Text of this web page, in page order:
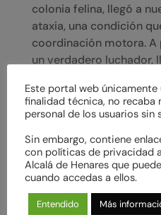
colonia felina, llegó a
ataxia, una condición
coordinación motora. A
un verdadero luchador,
que lo conocen.
Busca un hogar donde
amado tal y como es.
entienda su condición
a ofrecerle el cuidado
adelante. Su ternura y
adaptarse a nuevas
Este portal web
finalidad técnica, no
personal de los usuarios
Sin embargo, contiene
con políticas de privacidad
Alcalá de Henares que
cuando accedas a ellos.
Entendido Más